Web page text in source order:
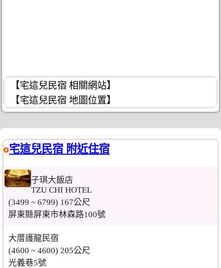
【宅這兒民宿 相關網站】
【宅這兒民宿 地圖位置】
宅這兒民宿 附近住宿
子琪大飯店
TZU CHI HOTEL
(3499 ~ 6799) 167公尺
屏東縣屏東市林森路100號
大厝護龍民宿
(4600 ~ 4600) 205公尺
光義巷5號